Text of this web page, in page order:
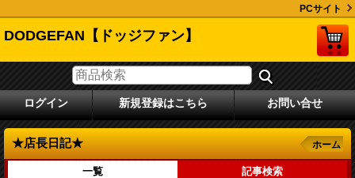
PCサイト
DODGEFAN【ドッジファン】
ログイン 新規登録はこちら お問い合せ
★店長日記★ ホーム
一覧 記事検索